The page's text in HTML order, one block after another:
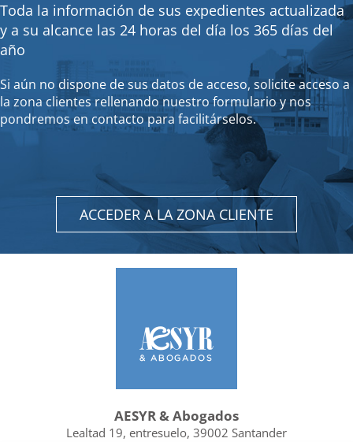
Toda la información de sus expedientes actualizada
y a su alcance las 24 horas del día los 365 días del
año
Si aún no dispone de sus datos de acceso, solicite acceso a
la zona clientes rellenando nuestro formulario y nos
pondremos en contacto para facilitárselos.
ACCEDER A LA ZONA CLIENTE
AESYR & Abogados
Lealtad 19, entresuelo, 39002 Santander